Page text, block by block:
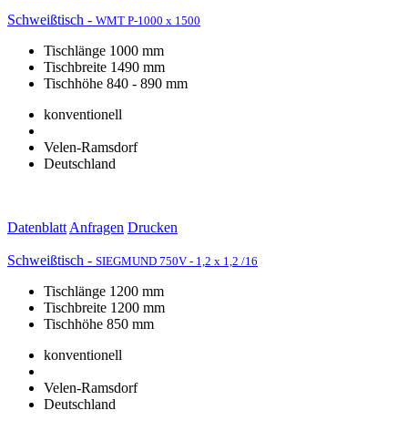
Schweißtisch - WMT P-1000 x 1500
Tischlänge 1000 mm
Tischbreite 1490 mm
Tischhöhe 840 - 890 mm
konventionell
Velen-Ramsdorf
Deutschland
Datenblatt Anfragen Drucken
Schweißtisch - SIEGMUND 750V - 1,2 x 1,2 /16
Tischlänge 1200 mm
Tischbreite 1200 mm
Tischhöhe 850 mm
konventionell
Velen-Ramsdorf
Deutschland